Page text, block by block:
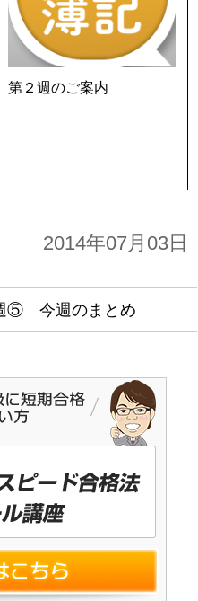
第２週のご案内
2014年07月03日
⑤ 今週のまとめ